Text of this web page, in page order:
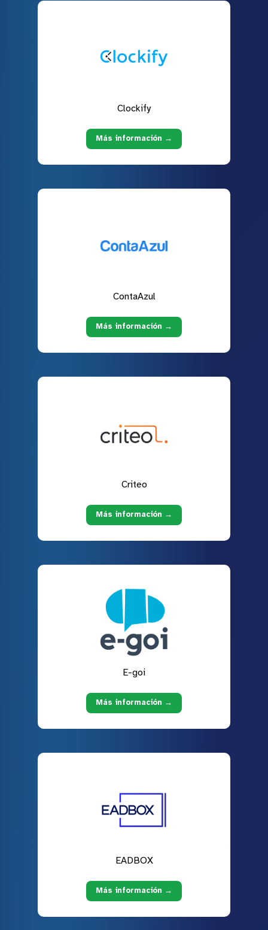
Clockify
Más información →
ContaAzul
Más información →
Criteo
Más información →
E-goi
Más información →
EADBOX
Más información →